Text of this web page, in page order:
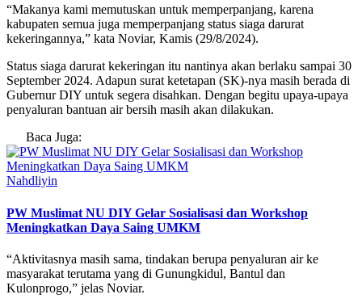
“Makanya kami memutuskan untuk memperpanjang, karena
kabupaten semua juga memperpanjang status siaga darurat
kekeringannya,” kata Noviar, Kamis (29/8/2024).
Status siaga darurat kekeringan itu nantinya akan berlaku sampai 30
September 2024. Adapun surat ketetapan (SK)-nya masih berada di
Gubernur DIY untuk segera disahkan. Dengan begitu upaya-upaya
penyaluran bantuan air bersih masih akan dilakukan.
Baca Juga:
Nahdliyin
PW Muslimat NU DIY Gelar Sosialisasi dan Workshop
Meningkatkan Daya Saing UMKM
“Aktivitasnya masih sama, tindakan berupa penyaluran air ke
masyarakat terutama yang di Gunungkidul, Bantul dan
Kulonprogo,” jelas Noviar.